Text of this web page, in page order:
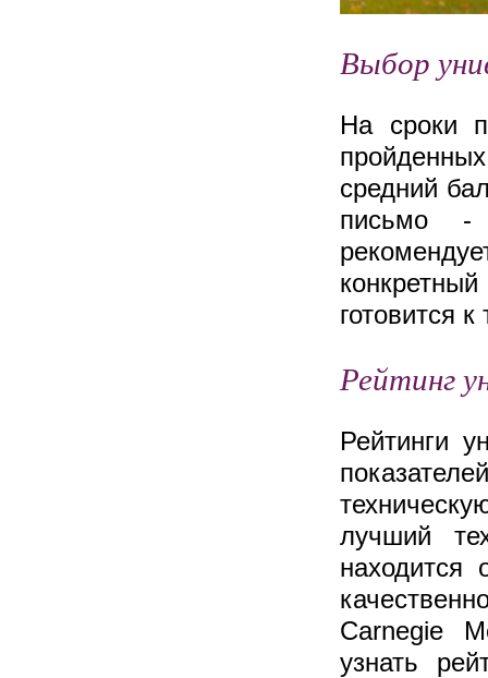
Выбор
На сроки
средний
письмо -
готовится
Рейтинг
Рейтинги
лучший
Carnegie
узнать